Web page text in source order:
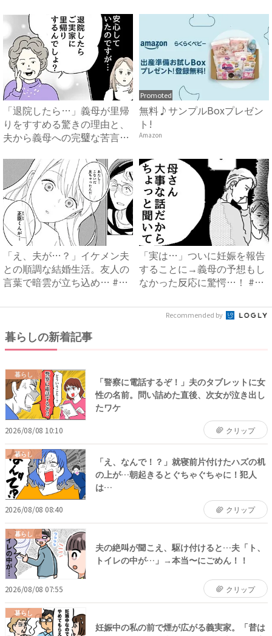
「退院したら…」義母が里帰
りをすすめる驚きの理由と、
夫から義母への完璧な苦言
Promoted
無料♪サンプルBoxプレゼン
ト!
Amazon
「え、夫が…？」イケメン夫
との順調な結婚生活。友人の
言葉で暗雲が立ち込め… #
「実は…」ついに妊娠を報告
することに→義母の予想もし
なかった反応に驚愕…！ #
Recommended by
暮らしの新着記事
暮らし
「警察に電話するぞ！」夫のタブレットに女
性の名前。問い詰めた直後、次女が泣き出し
たワケ
2026/08/08 10:10 クリップ
暮らし
「え、なんで！？」就寝前片付けたハズの机
の上が…朝起きるとぐちゃぐちゃに！犯人
は…
2026/08/08 08:40 クリップ
暮らし
夫の絶叫が聞こえ、駆け付けると…夫「ト、
トイレの中が…」→本当〜にごめん！！
2026/08/08 07:55 クリップ
暮らし
妊娠中の私の前で煙が広がる義実家。「昔は